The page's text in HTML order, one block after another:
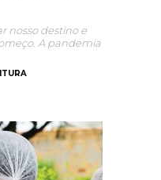
nosso destino e
A pandemia